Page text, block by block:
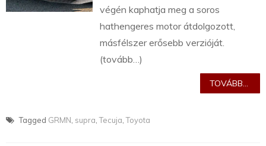
végén kaphatja meg a soros
hathengeres motor átdolgozott,
másfélszer erősebb verzióját.
(tovább…)
TOVÁBB...
Tagged GRMN supra ,Tecuja ,Toyota